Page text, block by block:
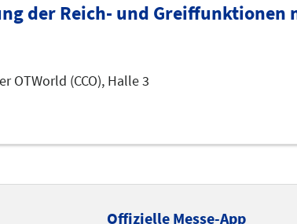
der Reich- und Greiffunktionen
OTWorld (CCO), Halle 3
Offizielle Messe-App